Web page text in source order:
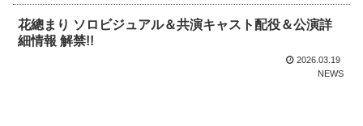
花總まり ソロビジュアル＆共演キャスト配役＆公演詳
細情報 解禁!!
2026.03.19
NEWS